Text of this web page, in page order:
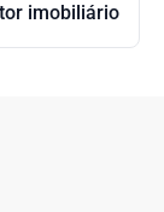
imobiliário